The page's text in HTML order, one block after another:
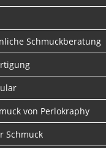
Schmuckberatung
von Perlokraphy
Schmuck